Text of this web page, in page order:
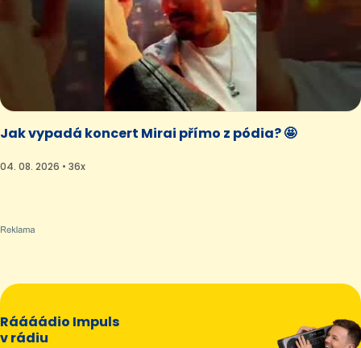
Jak vypadá koncert Mirai přímo z pódia? 🤩
04. 08. 2026 • 36x
Ráááádio Impuls
v rádiu